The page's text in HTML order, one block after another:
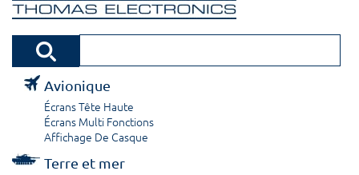
Avionique
Écrans Tête Haute
Écrans Multi Fonctions
Affichage De Casque
Terre et mer